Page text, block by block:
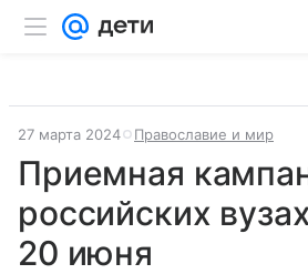
27 марта 2024 Православие и мир
Приемная
российских
20 июня